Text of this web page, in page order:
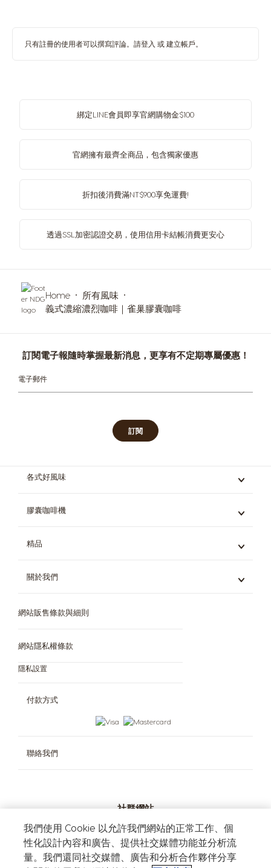
只有註冊的使用者可以撰寫評論。請登入 或 建立帳戶 。
綁定LINE會員即享官網購物金$100
官網擁有最齊全商品，包含獨家優惠
折扣後消費滿NT$900享免運費!
透過SSL加密認證交易，使用信用卡結帳消費更安心
訂閱電子報隨時掌握最新消息，更享有不定期專屬優惠！
電子郵件
訂閱
Home
所有風味
義式濃縮濃烈咖啡｜雀巢膠囊咖啡
各式好風味
黑咖啡
茶飲
冰飲
所有風味
膠囊咖啡機
Genio S
精品
所有精品
關於我們
咖啡世界
問與答
實體門市購買通路
社群網站
付款方式
聯絡我們
網站販售條款與細則
網站隱私權條款
隱私設置
我們使用 Cookie 以允許我們網站的正常工作、個
性化設計內容和廣告、提供社交媒體功能並分析流
量。我們還同社交媒體、廣告和分析合作夥伴分享